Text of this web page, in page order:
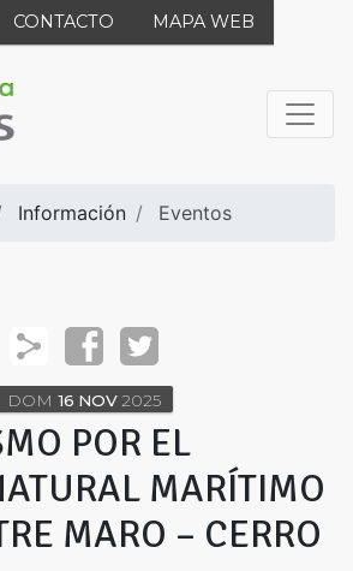
CONTACTO MAPA WEB
Información Eventos
DOM 16 NOV2025
POR EL
MARÍTIMO
MARO – CERRO